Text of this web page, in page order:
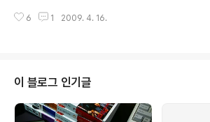
l/ http://www.michielschuurman.nl/ 1) Colour-In D
6 1 2009. 4. 16.
이 블로그 인기글